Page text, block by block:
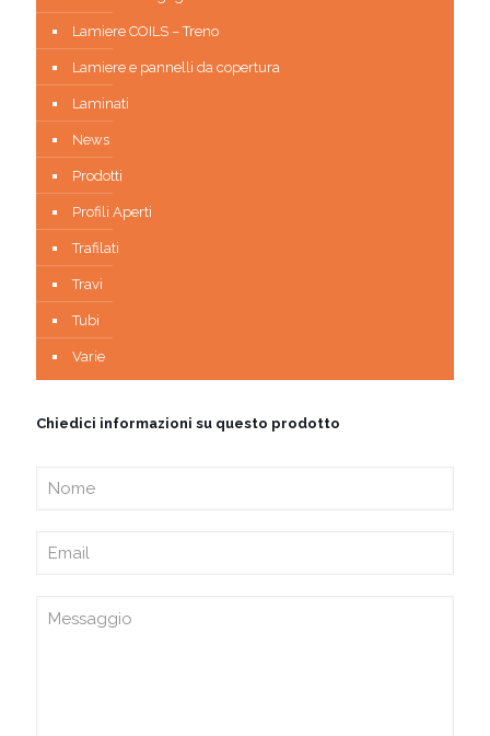
Lamiere COILS – Treno
Lamiere e pannelli da copertura
Laminati
News
Prodotti
Profili Aperti
Trafilati
Travi
Tubi
Varie
Chiedici informazioni su questo prodotto